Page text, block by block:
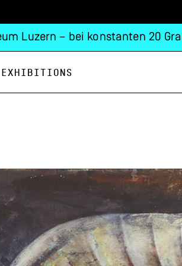
Luzern – bei konstanten 20
Exhibitions